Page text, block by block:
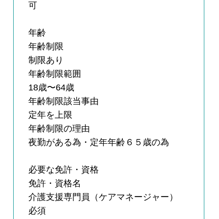
可
年齢
年齢制限
制限あり
年齢制限範囲
18歳〜64歳
年齢制限該当事由
定年を上限
年齢制限の理由
夜勤がある為・定年年齢６５歳の為
必要な免許・資格
免許・資格名
介護支援専門員（ケアマネージャー）
必須